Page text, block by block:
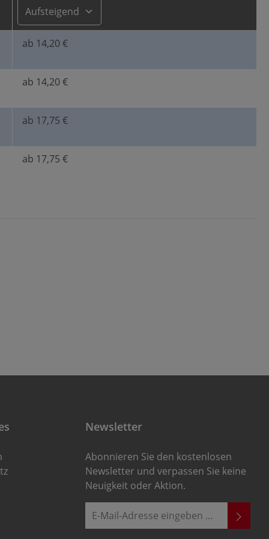
ab 14,20 €
ab 14,20 €
ab 17,75 €
ab 17,75 €
Newsletter
Abonnieren Sie den kostenlosen
Newsletter und verpassen Sie keine
Neuigkeit oder Aktion.
E-Mail-Adresse*